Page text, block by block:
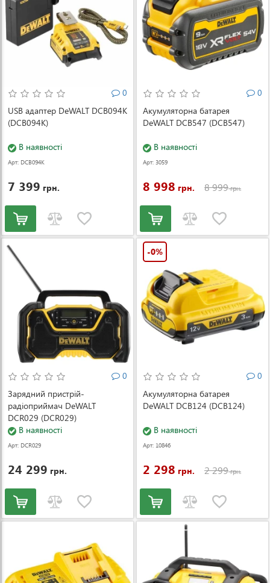
0
USB адаптер DeWALT DCB094K
(DCB094K)
В наявності
Арт: DCB094K
7 399 грн.
0
Акумуляторна батарея
DeWALT DCB547 (DCB547)
В наявності
Арт: 3059
8 998 грн. 8 999грн.
0
Зарядний пристрій-
радіоприймач DeWALT
DCR029 (DCR029)
В наявності
Арт: DCR029
24 299 грн.
-0%
0
Акумуляторна батарея
DeWALT DCB124 (DCB124)
В наявності
Арт: 10846
2 298 грн. 2 299грн.